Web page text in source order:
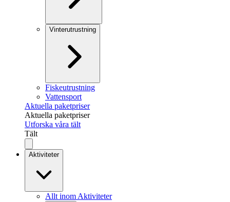
Vinterutrustning
Fiskeutrustning
Vattensport
Aktuella paketpriser
Aktuella paketpriser
Utforska våra tält
Tält
Aktiviteter
Allt inom Aktiviteter